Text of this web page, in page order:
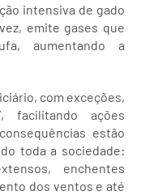
intensiva de gado
emite gases que
aumentando a
com exceções,
facilitando ações
estão
toda a sociedade:
enchentes
dos ventos e até